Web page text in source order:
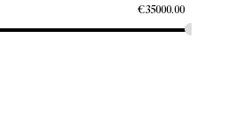
€35000.00